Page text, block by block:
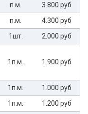
п.м.
3.800 руб
п.м.
4.300 руб
1шт.
2.000 руб
1п.м. 1.900 руб
1п.м.
1.000 руб
1п.м.
1.200 руб